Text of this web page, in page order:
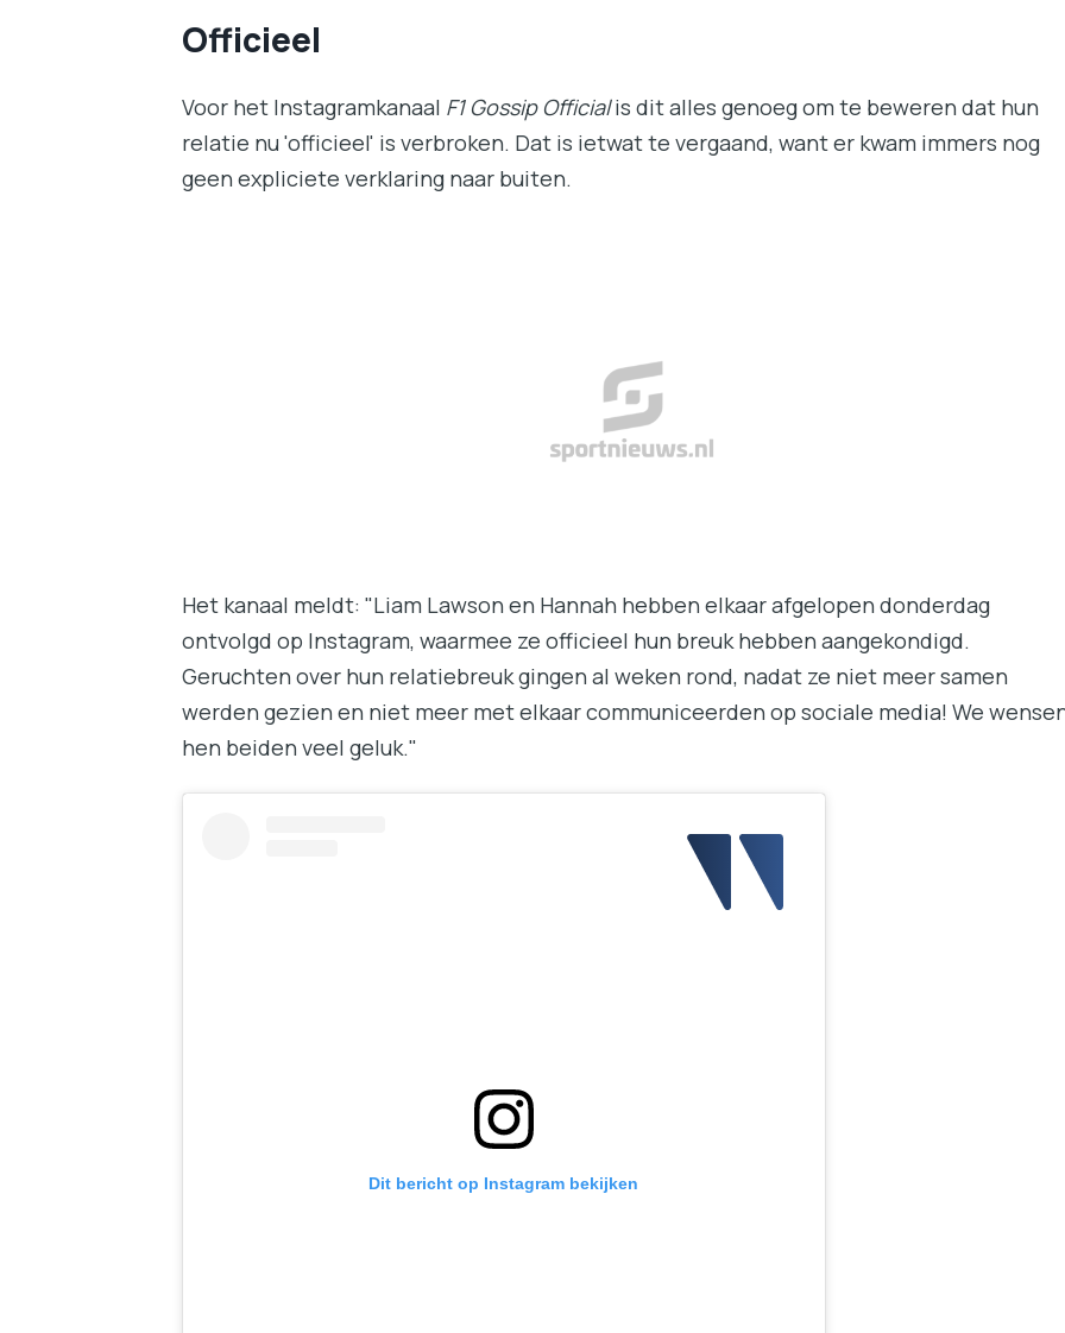
Officieel
Voor het Instagramkanaal F1 Gossip Officialis dit alles genoeg om te beweren dat hun
relatie nu 'officieel' is verbroken. Dat is ietwat te vergaand, want er kwam immers nog
geen expliciete verklaring naar buiten.
Het kanaal meldt: "Liam Lawson en Hannah hebben elkaar afgelopen donderdag
ontvolgd op Instagram, waarmee ze officieel hun breuk hebben aangekondigd.
Geruchten over hun relatiebreuk gingen al weken rond, nadat ze niet meer samen
werden gezien en niet meer met elkaar communiceerden op sociale media! We
hen beiden veel geluk."
Dit bericht op Instagram bekijken